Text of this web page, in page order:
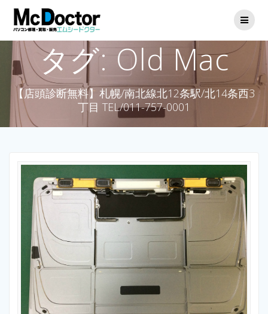
タグ: Old Mac
【店頭診断無料】札幌/南北線北12条駅/北14条西3
丁目 TEL/011-757-0001